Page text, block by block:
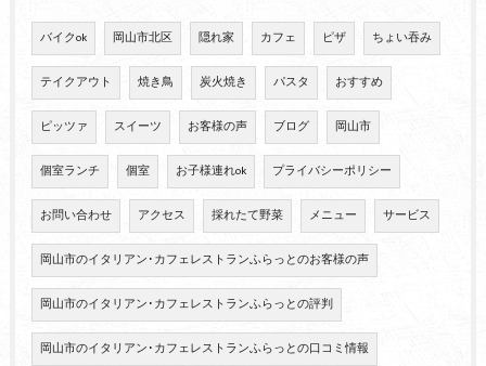
バイクok 岡山市北区 隠れ家 カフェ ピザ ちょい吞み
テイクアウト 焼き鳥 炭火焼き パスタ おすすめ
ピッツァ スイーツ お客様の声 ブログ 岡山市
個室ランチ 個室 お子様連れok プライバシーポリシー
お問い合わせ アクセス 採れたて野菜 メニュー サービス
岡山市のイタリアン･カフェレストランふらっとのお客様の声
岡山市のイタリアン･カフェレストランふらっとの評判
岡山市のイタリアン･カフェレストランふらっとの口コミ情報